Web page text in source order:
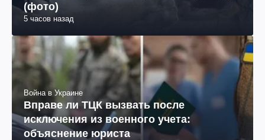
(фото)
5 часов назад
Война в Украине
Вправе ли ТЦК вызвать после
исключения из военного учета:
объяснение юриста